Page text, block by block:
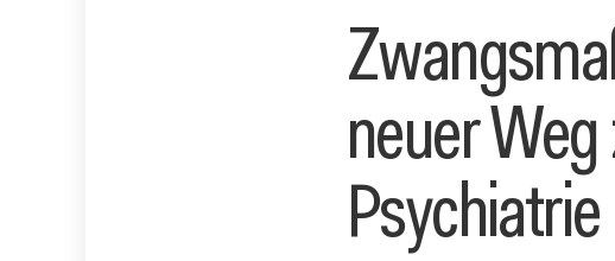
neuer
Psychiatrie